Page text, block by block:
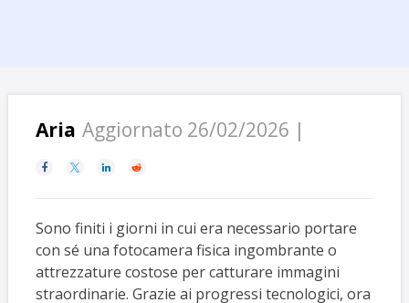
Aria Aggiornato 26/02/2026 |
   
Sono finiti i giorni in cui era necessario portare
con sé una fotocamera fisica ingombrante o
attrezzature costose per catturare immagini
straordinarie. Grazie ai progressi tecnologici, ora